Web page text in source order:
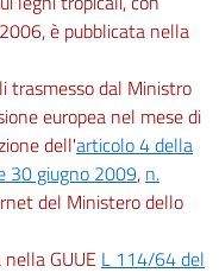
è pubblicata nella
trasmesso dal Ministro
europea nel mese di
dell'articolo 4 della
30 giugno 2009, n.
del Ministero dello
GUUE L 114/64 del